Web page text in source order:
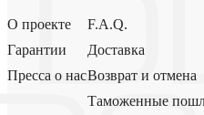
О проекте
Гарантии
Пресса о нас
F.A.Q.
Доставка
Возврат и отмена
Таможенные